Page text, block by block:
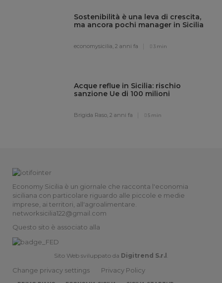
Sostenibilità è una leva di crescita,
ma ancora pochi manager in Sicilia
economysicilia,2 anni fa 3 min
Acque reflue in Sicilia: rischio
sanzione Ue di 100 milioni
Brigida Raso,2 anni fa 5 min
Economy Sicilia è un giornale che racconta l'economia
siciliana con particolare riguardo alle piccole e medie
imprese, ai territori, all'agroalimentare.
networksicilia122@gmail.com
Questo sito è associato alla
Sito Web sviluppato da Digitrend S.r.l
Change privacy settings Privacy Policy